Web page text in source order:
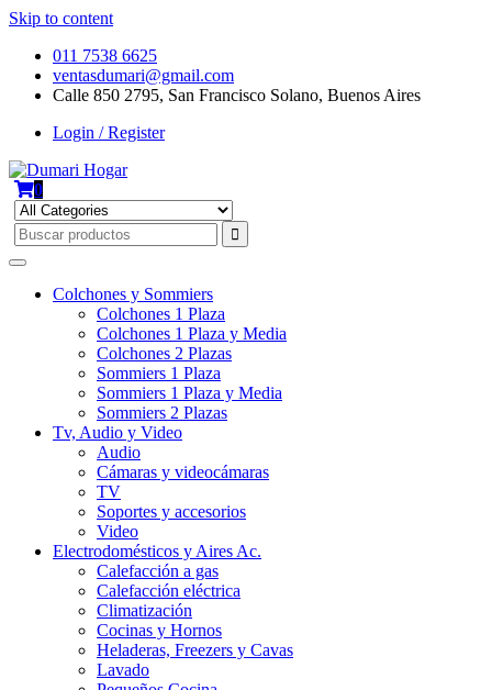
Skip to content
011 7538 6625
ventasdumari@gmail.com
Calle 850 2795, San Francisco Solano, Buenos Aires
Login / Register
0
Colchones y Sommiers
Colchones 1 Plaza
Colchones 1 Plaza y Media
Colchones 2 Plazas
Sommiers 1 Plaza
Sommiers 1 Plaza y Media
Sommiers 2 Plazas
Tv, Audio y Video
Audio
Cámaras y videocámaras
TV
Soportes y accesorios
Video
Electrodomésticos y Aires Ac.
Calefacción a gas
Calefacción eléctrica
Climatización
Cocinas y Hornos
Heladeras, Freezers y Cavas
Lavado